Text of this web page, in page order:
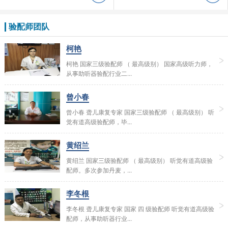
验配师团队
柯艳
柯艳 国家三级验配师 （ 最高级别） 国家高级听力师，
从事助听器验配行业二...
曾小春
曾小春 聋儿康复专家 国家三级验配师 （ 最高级别） 听
觉有道高级验配师，毕...
黄绍兰
黄绍兰 国家三级验配师 （ 最高级别） 听觉有道高级验
配师。多次参加丹麦，...
李冬根
李冬根 聋儿康复专家 国家 四 级验配师 听觉有道高级验
配师，从事助听器行业...